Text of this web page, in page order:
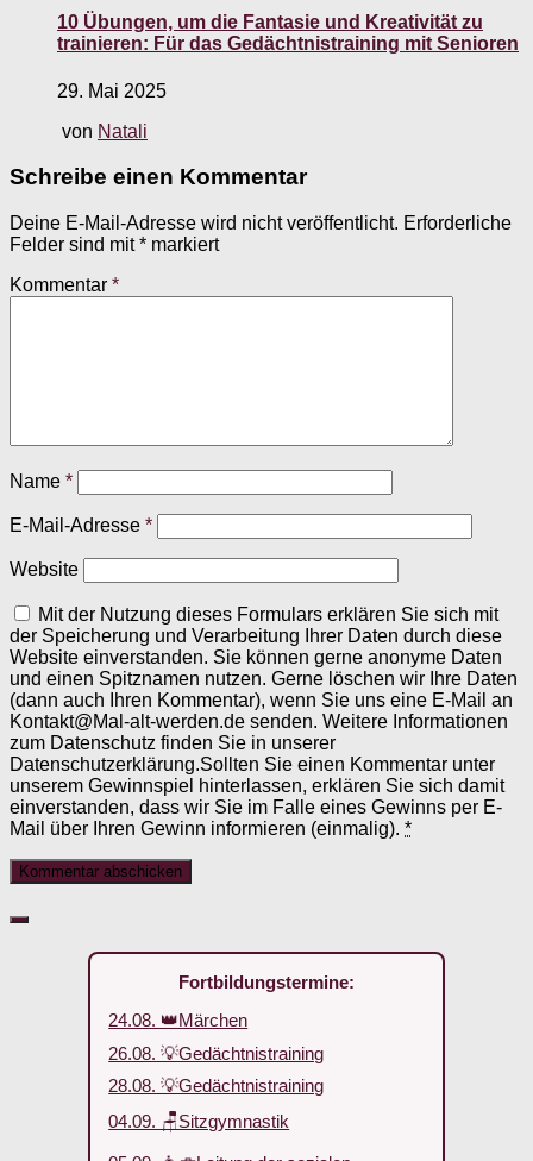
10 Übungen, um die Fantasie und Kreativität zu
trainieren: Für das Gedächtnistraining mit Senioren
29. Mai 2025
von Natali
Schreibe einen Kommentar
Deine E-Mail-Adresse wird nicht veröffentlicht. Erforderliche
Felder sind mit* markiert
Kommentar *
Name *
E-Mail-Adresse *
Website
Mit der Nutzung dieses Formulars erklären Sie sich mit
der Speicherung und Verarbeitung Ihrer Daten durch diese
Website einverstanden. Sie können gerne anonyme Daten
und einen Spitznamen nutzen. Gerne löschen wir Ihre Daten
(dann auch Ihren Kommentar), wenn Sie uns eine E-Mail an
Kontakt@Mal-alt-werden.de senden. Weitere Informationen
zum Datenschutz finden Sie in unserer
Datenschutzerklärung.Sollten Sie einen Kommentar unter
unserem Gewinnspiel hinterlassen, erklären Sie sich damit
einverstanden, dass wir Sie im Falle eines Gewinns per E-
Mail über Ihren Gewinn informieren (einmalig). *
Fortbildungstermine:
24.08. 👑Märchen
26.08. 💡Gedächtnistraining
28.08. 💡Gedächtnistraining
04.09. 🪑Sitzgymnastik